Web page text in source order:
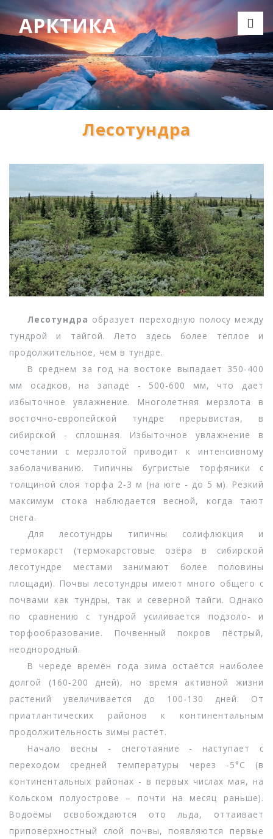
АРКТИКА
Лесотундра
Лесотундра образует переходную полосу между
тундрой и тайгой. Лето здесь более тёплое и
продолжительное, чем в тундре.
В среднем за год на востоке выпадает 350-400
мм осадков, на западе - 500-600 мм, что дает
избыточное увлажнение. Многолетняя мерзлота в
восточно-европейской тундре прерывистая, в
сибирской - сплошная. Избыточное увлажнение в
сочетании с мерзлотой приводит к интенсивному
заболачиванию. Типичны бугристые торфяники с
толщиной слоя торфа 2-3 м (на юге - до 5 м). Резкий
максимум стока наблюдается весной, когда тают
снега.
Для лесотундры типичны солифлюкция и
термокарст (термокарстовые озёра в сибирской
лесотундре местами занимают более половины
площади). Почвы лесотундры имеют много общего с
почвами как тундры, так и северной тайги. Однако
по сравнению с тундрой усиливается подзоло- и
торфообразование. Почвенный покров пёстрый,
неоднородный.
В череде времён года зима остаётся наиболее
долгой (160-200 дней), но время активной жизни
растений увеличивается до 100-130 дней. От
приатлантических районов к континентальным
продолжительность зимы растёт.
Начало весны - снеготаяние - наступает с
переходом средней температуры через -5°С (в
континентальных районах - в первых числах мая, на
Кольском полуострове – почти на месяц раньше).
Водоёмы освобождаются ото льда, оттаивает
приповерхностный слой почвы, появляются первые